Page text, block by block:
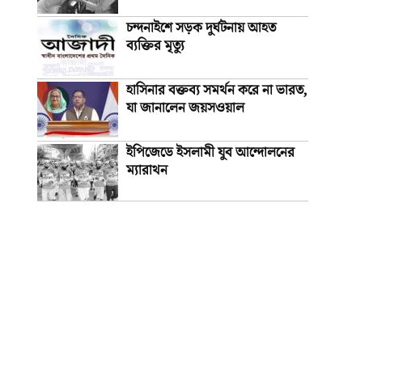
চন্দনাইশে সড়ক দুর্ঘটনায় আহত
ব্যক্তির মৃত্যু
হাসিনার বক্তব্য সমর্থন করে না ভারত,
যা জানালেন জয়সওয়াল
ইপিজেডে ইসলামী যুব আন্দোলনের
ম্যারাথন